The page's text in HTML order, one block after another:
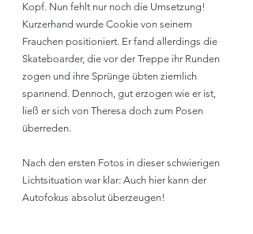
Kopf. Nun fehlt nur noch die Umsetzung!
Kurzerhand wurde Cookie von seinem
Frauchen positioniert. Er fand allerdings die
Skateboarder, die vor der Treppe ihr Runden
zogen und ihre Sprünge übten ziemlich
spannend. Dennoch, gut erzogen wie er ist,
ließ er sich von Theresa doch zum Posen
überreden.
Nach den ersten Fotos in dieser schwierigen
Lichtsituation war klar: Auch hier kann der
Autofokus absolut überzeugen!